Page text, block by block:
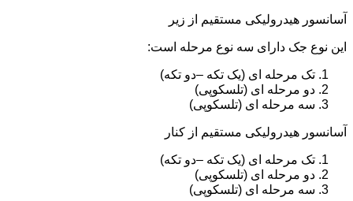
آسانسور هیدرولیکی مستقیم از زیر
این نوع جک دارای سه نوع مرحله است:
تک مرحله ای (یک تکه –دو تکه)
دو مرحله ای (تلسکوپی)
سه مرحله ای (تلسکوپی)
آسانسور هیدرولیکی مستقیم از کنار
تک مرحله ای (یک تکه –دو تکه)
دو مرحله ای (تلسکوپی)
سه مرحله ای (تلسکوپی)